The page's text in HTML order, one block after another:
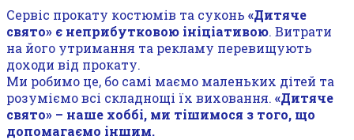
Сервіс прокату костюмів та суконь «Дитяче
свято» є неприбутковою ініціативою. Витрати
на його утримання та рекламу перевищують
доходи від прокату.
Ми робимо це, бо самі маємо маленьких дітей та
розуміємо всі складнощі їх виховання. «Дитяче
свято» – наше хоббі, ми тішимося з того, що
допомагаємо іншим.